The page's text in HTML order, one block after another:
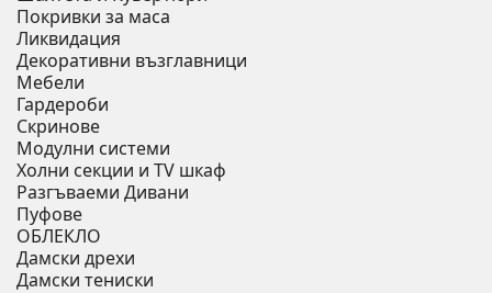
Покривки за маса
Ликвидация
Декоративни възглавници
Мебели
Гардероби
Скринове
Модулни системи
Холни секции и ТV шкаф
Разгъваеми Дивани
Пуфове
ОБЛЕКЛО
Дамски дрехи
Дамски тениски